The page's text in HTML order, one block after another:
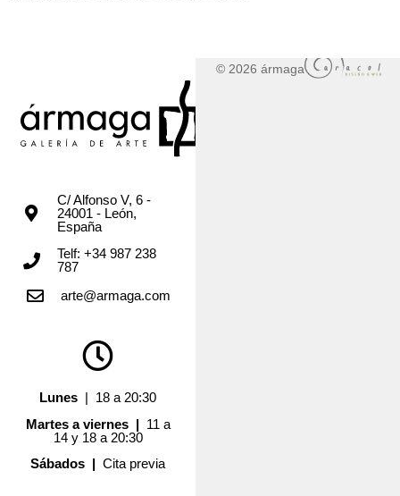
C/ Alfonso V, 6 -
24001 - León,
España
Telf: +34 987 238
787
arte@armaga.com
Lunes | 18 a 20:30
Martes a viernes | 11 a
14 y 18 a 20:30
Sábados |Cita previa
© 2026 ármaga